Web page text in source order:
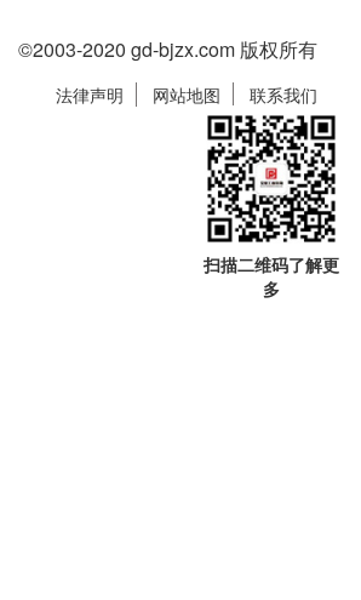
©2003-2020 gd-bjzx.com 版权所有
法律声明 网站地图 联系我们
扫描二维码了解更
多